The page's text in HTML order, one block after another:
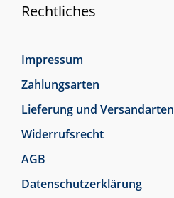
Rechtliches
Impressum
Zahlungsarten
Lieferung und Versandarten
Widerrufsrecht
AGB
Datenschutzerklärung